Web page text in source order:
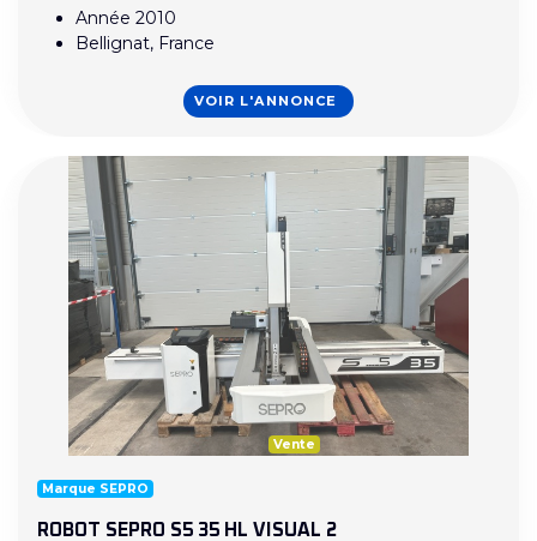
Année 2010
Bellignat, France
VOIR L'ANNONCE
Vente
Marque SEPRO
ROBOT SEPRO S5 35 HL VISUAL 2